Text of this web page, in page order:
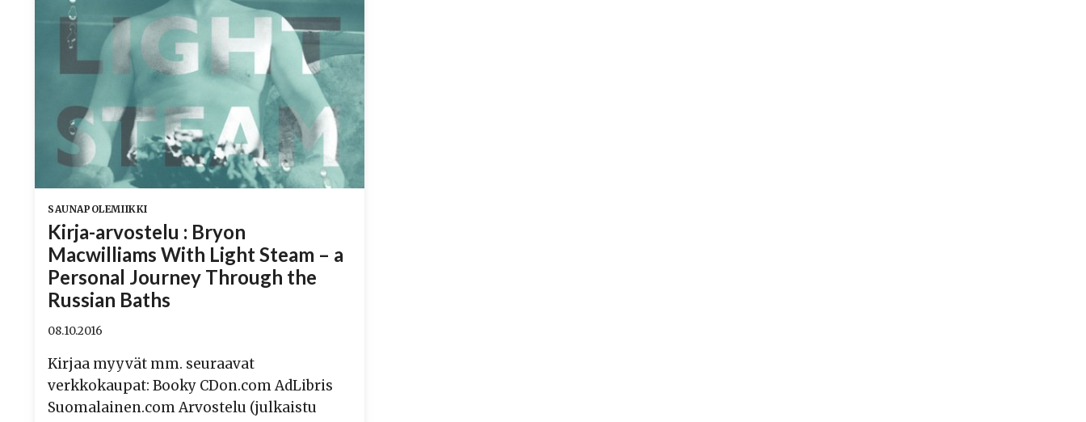
KIRJAN
TUOTANTOA
SAUNAPOLEMIIKKI
Kirja-arvostelu : Bryon
Macwilliams With Light Steam – a
Personal Journey Through the
Russian Baths
08.10.2016
Kirjaa myyvät mm. seuraavat
verkkokaupat: Booky CDon.com AdLibris
Suomalainen.com Arvostelu (julkaistu